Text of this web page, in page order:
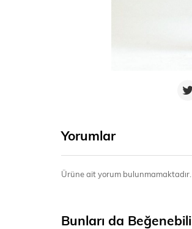
Yorumlar
Ürüne ait yorum bulunmamaktadır.
Bunları da